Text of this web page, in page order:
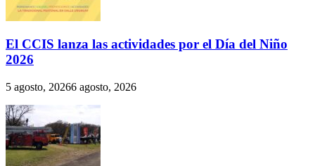
El CCIS lanza las actividades por el Día del Niño
2026
5 agosto, 20266 agosto, 2026